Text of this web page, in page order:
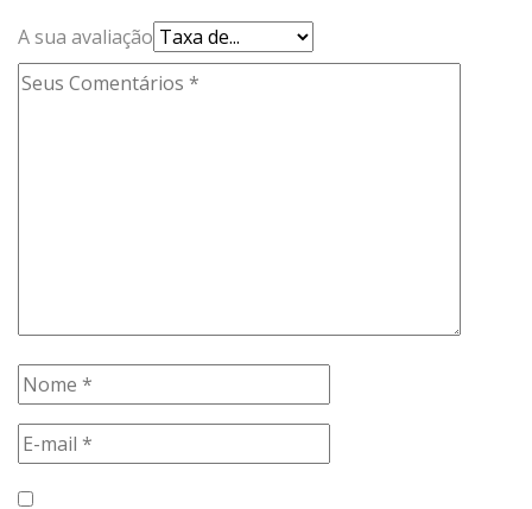
A sua avaliação